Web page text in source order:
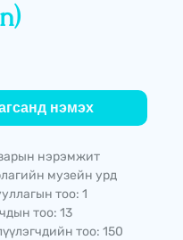
нэмэх
нэрэмжит
музейн урд
тоо: 1
тоо: 13
тоо: 150